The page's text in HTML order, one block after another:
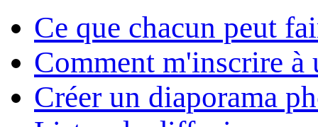
Ce que chacun peut
Comment m'inscrire à
Créer un diaporama